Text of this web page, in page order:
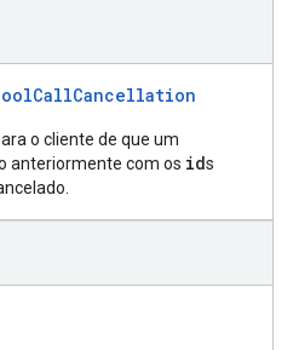
o cliente de que um
anteriormente com os ids